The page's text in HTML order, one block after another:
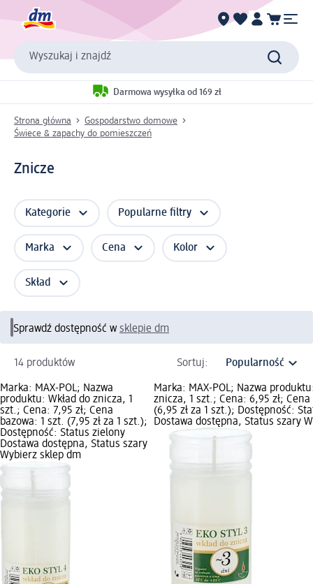
Wyszukaj i znajdź
Darmowa wysyłka od 169 zł
Strona główna
Gospodarstwo domowe
Świece & zapachy do pomieszczeń
Znicze
Kategorie Popularne filtry
Marka Cena Kolor
Skład
Sprawdź dostępność w sklepie dm
14 produktów Sortuj:
Marka: MAX-POL; Nazwa
produktu: Wkład do znicza, 1
szt.; Cena: 7,95 zł; Cena
bazowa: 1 szt. (7,95 zł za 1 szt.);
Dostępność: Status zielony
Dostawa dostępna, Status szary
Wybierz sklep dm
Marka: MAX-POL; Nazwa
znicza, 1 szt.; Cena: 6,95 zł;
(6,95 zł za 1 szt.); Dostępność:
Dostawa dostępna, Status szary